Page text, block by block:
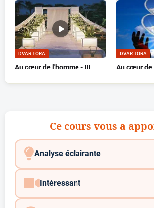
DVAR TORA
Au cœur de l'homme - III
DVAR TORA
Au cœur de
Ce cours vous a
Analyse éclairante
Intéressant